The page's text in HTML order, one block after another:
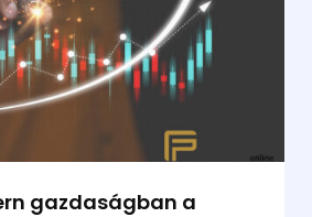
gazdaságban a